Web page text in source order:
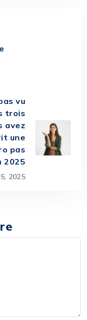
vu
trois
avez
une
pas
2025
2025